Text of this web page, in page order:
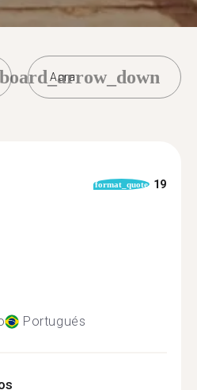
Acra
format_quote 19
Portugués